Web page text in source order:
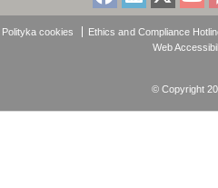
Polityka cookies
Ethics and Compliance
Web
© Copyright